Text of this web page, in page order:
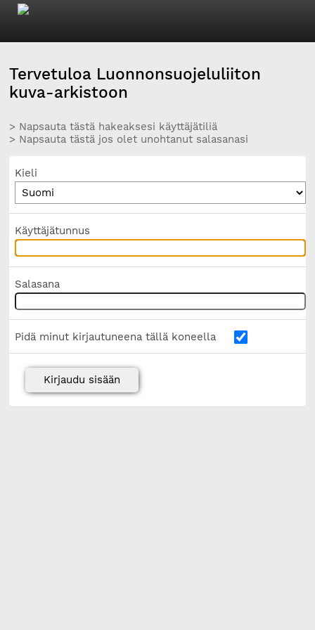
Tervetuloa Luonnonsuojeluliiton
kuva-arkistoon
> Napsauta tästä hakeaksesi käyttäjätiliä
> Napsauta tästä jos olet unohtanut salasanasi
Kieli
Käyttäjätunnus
Salasana
Pidä minut kirjautuneena tällä koneella